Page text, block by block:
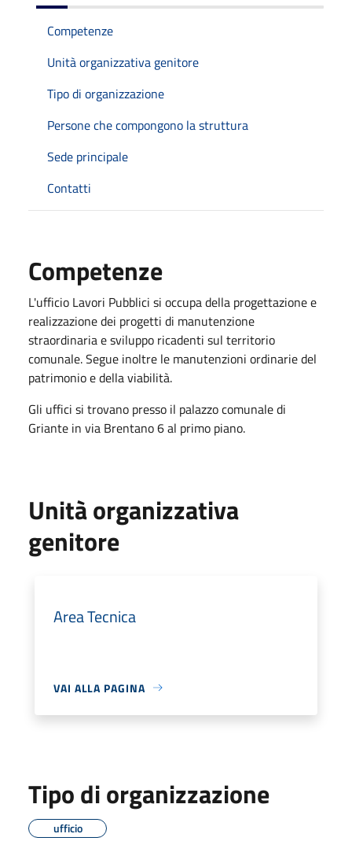
Competenze
Unità organizzativa genitore
Tipo di organizzazione
Persone che compongono la struttura
Sede principale
Contatti
Competenze
L'ufficio Lavori Pubblici si occupa della progettazione e
realizzazione dei progetti di manutenzione
straordinaria e sviluppo ricadenti sul territorio
comunale. Segue inoltre le manutenzioni ordinarie del
patrimonio e della viabilità.
Gli uffici si trovano presso il palazzo comunale di
Griante in via Brentano 6 al primo piano.
Unità organizzativa
genitore
Area Tecnica
VAI ALLA PAGINA
Tipo di organizzazione
ufficio